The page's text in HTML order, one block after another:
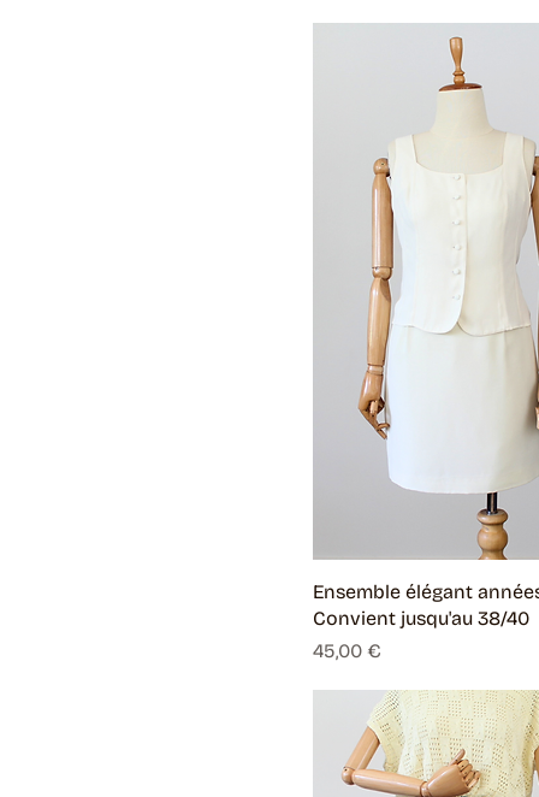
Ensemble élégant
Convient jusqu'au 38/40
Prix
45,00 €